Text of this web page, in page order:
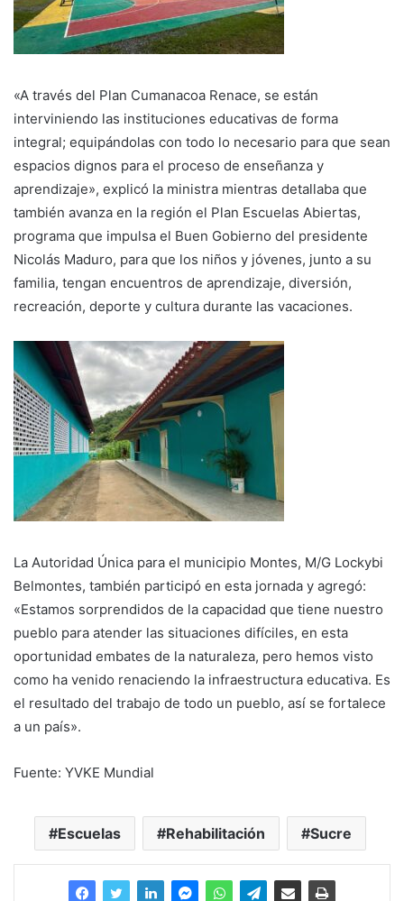
«A través del Plan Cumanacoa Renace, se están
interviniendo las instituciones educativas de forma
integral; equipándolas con todo lo necesario para que sean
espacios dignos para el proceso de enseñanza y
aprendizaje», explicó la ministra mientras detallaba que
también avanza en la región el Plan Escuelas Abiertas,
programa que impulsa el Buen Gobierno del presidente
Nicolás Maduro, para que los niños y jóvenes, junto a su
familia, tengan encuentros de aprendizaje, diversión,
recreación, deporte y cultura durante las vacaciones.
La Autoridad Única para el municipio Montes, M/G Lockybi
Belmontes, también participó en esta jornada y agregó:
«Estamos sorprendidos de la capacidad que tiene nuestro
pueblo para atender las situaciones difíciles, en esta
oportunidad embates de la naturaleza, pero hemos visto
como ha venido renaciendo la infraestructura educativa. Es
el resultado del trabajo de todo un pueblo, así se fortalece
a un país».
Fuente: YVKE Mundial
Escuelas Rehabilitación Sucre